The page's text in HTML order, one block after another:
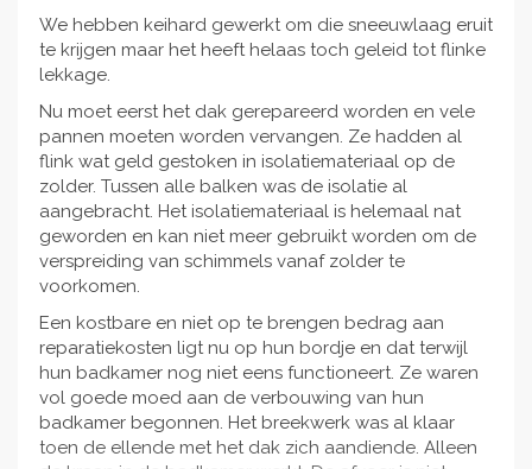
We hebben keihard gewerkt om die sneeuwlaag eruit
te krijgen maar het heeft helaas toch geleid tot flinke
lekkage.
Nu moet eerst het dak gerepareerd worden en vele
pannen moeten worden vervangen. Ze hadden al
flink wat geld gestoken in isolatiemateriaal op de
zolder. Tussen alle balken was de isolatie al
aangebracht. Het isolatiemateriaal is helemaal nat
geworden en kan niet meer gebruikt worden om de
verspreiding van schimmels vanaf zolder te
voorkomen.
Een kostbare en niet op te brengen bedrag aan
reparatiekosten ligt nu op hun bordje en dat terwijl
hun badkamer nog niet eens functioneert. Ze waren
vol goede moed aan de verbouwing van hun
badkamer begonnen. Het breekwerk was al klaar
toen de ellende met het dak zich aandiende. Alleen